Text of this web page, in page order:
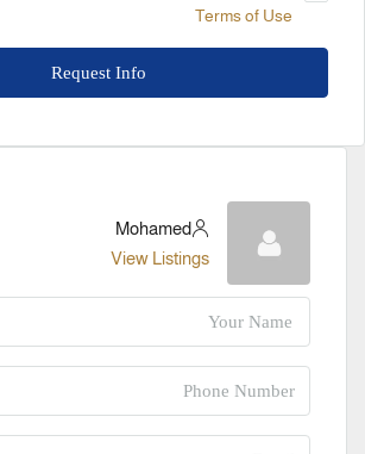
Terms of Use
Request Info
Mohamed
View Listings